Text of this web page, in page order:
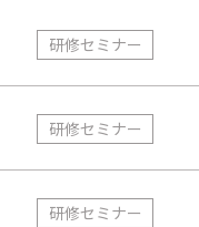
研修セミナー
研修セミナー
研修セミナー